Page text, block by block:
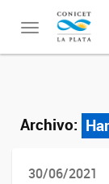
Toggle
navigation
Archivo:
30/06/2021